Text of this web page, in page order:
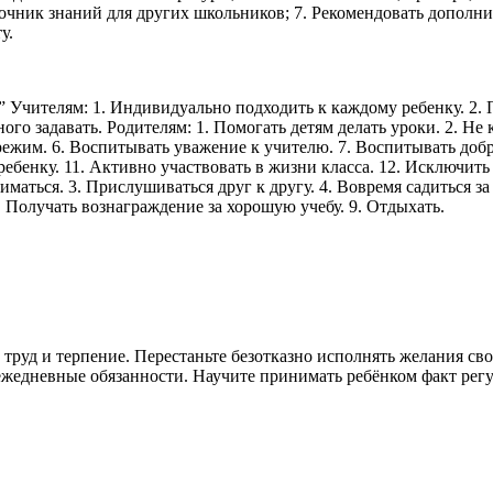
знаний для других школьников; 7. Рекомендовать
1. Индивидуально подходить к каждому ребенку.
задавать. Родителям: 1. Помогать детям делать уроки. 2.
6. Воспитывать уважение к учителю. 7. Воспитывать
11. Активно участвовать в жизни класса. 12.
3. Прислушиваться друг к другу. 4. Вовремя садиться
вознаграждение за хорошую учебу. 9. Отдыхать.
и терпение. Перестаньте безотказно исполнять желания
обязанности. Научите принимать ребёнком факт